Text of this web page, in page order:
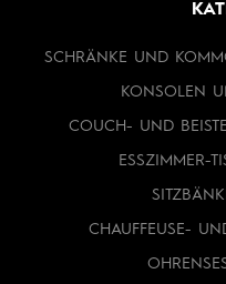
SCHRÄNKE UND
KONSOLEN
COUCH- UND
ESSZIMMER-
CHAUFFEUSE-